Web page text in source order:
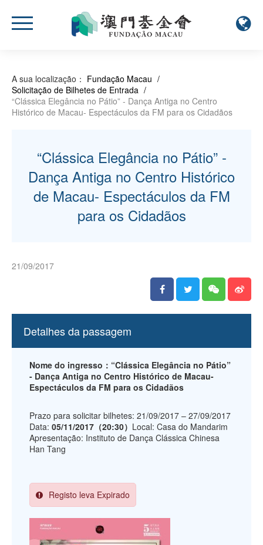
A sua localização： Fundação Macau /
Solicitação de Bilhetes de Entrada /
“Clássica Elegância no Pátio” - Dança Antiga no Centro
Histórico de Macau- Espectáculos da FM para os Cidadãos
“Clássica Elegância no Pátio” -
Dança Antiga no Centro Histórico
de Macau- Espectáculos da FM
para os Cidadãos
21/09/2017
Detalhes da passagem
Nome do ingresso：“Clássica Elegância no Pátio”
- Dança Antiga no Centro Histórico de Macau-
Espectáculos da FM para os Cidadãos
Prazo para solicitar bilhetes: 21/09/2017 – 27/09/2017
Data: 05/11/2017（20:30） Local: Casa do Mandarim
Apresentação: Instituto de Dança Clássica Chinesa
Han Tang
Registo leva Expirado